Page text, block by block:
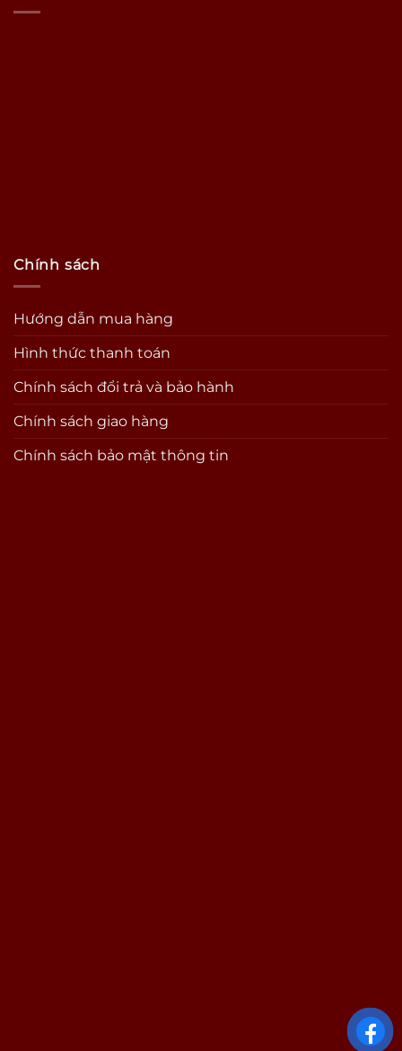
Chính sách
Hướng dẫn mua hàng
Hình thức thanh toán
Chính sách đổi trả và bảo hành
Chính sách giao hàng
Chính sách bảo mật thông tin